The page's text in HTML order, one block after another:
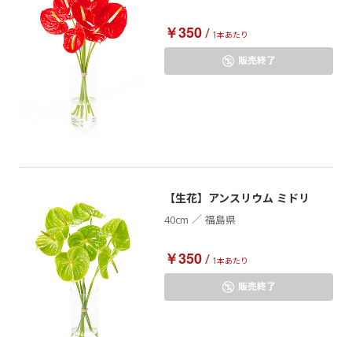
￥350/ 1本あたり
販売終了
【生花】アンスリウム ミドリ
40cm ／ 福島県
￥350/ 1本あたり
販売終了